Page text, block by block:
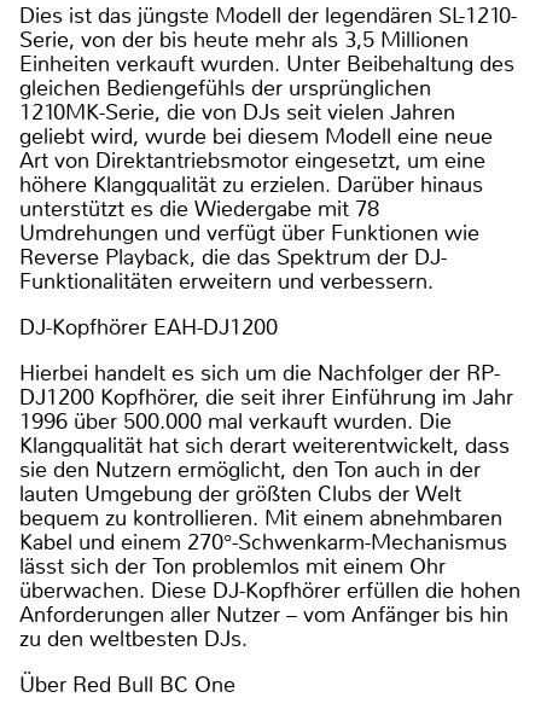
Dies ist das jüngste Modell der legendären SL-1210-
Serie, von der bis heute mehr als 3,5 Millionen
Einheiten verkauft wurden. Unter Beibehaltung des
gleichen Bediengefühls der ursprünglichen
1210MK-Serie, die von DJs seit vielen Jahren
geliebt wird, wurde bei diesem Modell eine neue
Art von Direktantriebsmotor eingesetzt, um eine
höhere Klangqualität zu erzielen. Darüber hinaus
unterstützt es die Wiedergabe mit 78
Umdrehungen und verfügt über Funktionen wie
Reverse Playback, die das Spektrum der DJ-
Funktionalitäten erweitern und verbessern.
DJ-Kopfhörer EAH-DJ1200
Hierbei handelt es sich um die Nachfolger der RP-
DJ1200 Kopfhörer, die seit ihrer Einführung im Jahr
1996 über 500.000 mal verkauft wurden. Die
Klangqualität hat sich derart weiterentwickelt, dass
sie den Nutzern ermöglicht, den Ton auch in der
lauten Umgebung der größten Clubs der Welt
bequem zu kontrollieren. Mit einem abnehmbaren
Kabel und einem 270°-Schwenkarm-Mechanismus
lässt sich der Ton problemlos mit einem Ohr
überwachen. Diese DJ-Kopfhörer erfüllen die hohen
Anforderungen aller Nutzer – vom Anfänger bis hin
zu den weltbesten DJs.
Über Red Bull BC One